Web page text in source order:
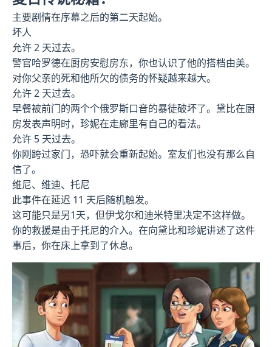
主要剧情在序幕之后的第二天起始。
坏人
允许 2 天过去。
警官哈罗德在厨房安慰房东，你也认识了他的搭档由美。
对你父亲的死和他所欠的债务的怀疑越来越大。
允许 2 天过去。
早餐被前门的两个个俄罗斯口音的暴徒破坏了。黛比在厨
房发表声明时，珍妮在走廊里有自己的看法。
允许 5 天过去。
你刚跨过家门，恐吓就会重新起始。室友们也没有那么自
信了。
维尼、维迪、托尼
此事件在延迟 11 天后随机触发。
这可能只是另1天，但伊戈尔和迪米特里决定不这样做。
你的救援是由于托尼的介入。在向黛比和珍妮讲述了这件
事后，你在床上拿到了休息。